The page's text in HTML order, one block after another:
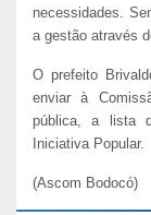
necessidades.
a gestão através
O prefeito
enviar à
pública, a lista
Iniciativa Popular.
(Ascom Bodocó)